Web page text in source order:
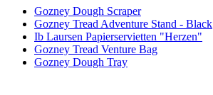
Gozney Dough Scraper
Gozney Tread Adventure Stand - Black
Ib Laursen Papierservietten "Herzen"
Gozney Tread Venture Bag
Gozney Dough Tray